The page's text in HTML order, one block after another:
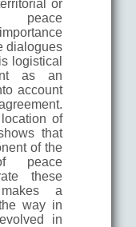
or
peace
dialogues
logistical
as an
account
of
that
of the
peace
these
a
way in
in